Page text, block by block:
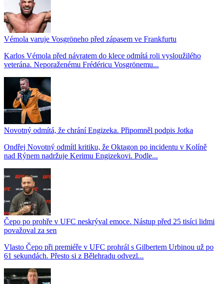
Vémola varuje Vosgröneho před zápasem ve Frankfurtu
Karlos Vémola před návratem do klece odmítá roli vysloužilého
veterána. Neporaženému Frédéricu Vosgrönemu...
Novotný odmítá, že chrání Engizeka. Připomněl podpis Jotka
Ondřej Novotný odmítl kritiku, že Oktagon po incidentu v Kolíně
nad Rýnem nadržuje Kerimu Engizekovi. Podle...
Čepo po prohře v UFC neskrýval emoce. Nástup před 25 tisíci lidmi
považoval za sen
Vlasto Čepo při premiéře v UFC prohrál s Gilbertem Urbinou už po
61 sekundách. Přesto si z Bělehradu odvezl...